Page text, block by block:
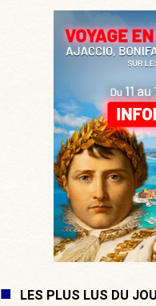
LES PLUS LUS DU